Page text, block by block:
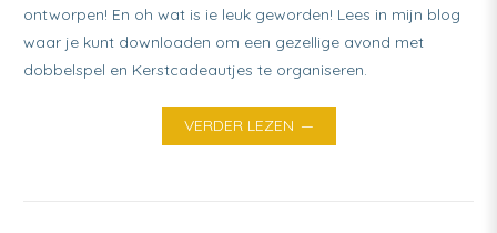
ontworpen! En oh wat is ie leuk geworden! Lees in mijn blog
waar je kunt downloaden om een gezellige avond met
dobbelspel en Kerstcadeautjes te organiseren.
VERDER LEZEN